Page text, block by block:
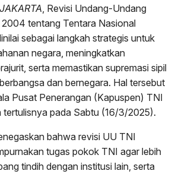
JAKARTA , Revisi Undang-Undang
tentang Tentara Nasional
sebagai langkah strategis untuk
negara, meningkatkan
serta memastikan supremasi sipil
dan bernegara. Hal tersebut
Pusat Penerangan (Kapuspen) TNI
tertulisnya pada Sabtu (16/3/2025).
bahwa revisi UU TNI
tugas pokok TNI agar lebih
tindih dengan institusi lain, serta